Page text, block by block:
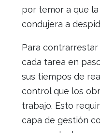
por temor a que
condujera a
Para
cada tarea en
sus tiempos de
control que los
trabajo. Esto
capa de gestión